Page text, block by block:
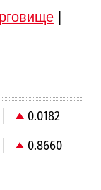
|
0.0182
0.8660